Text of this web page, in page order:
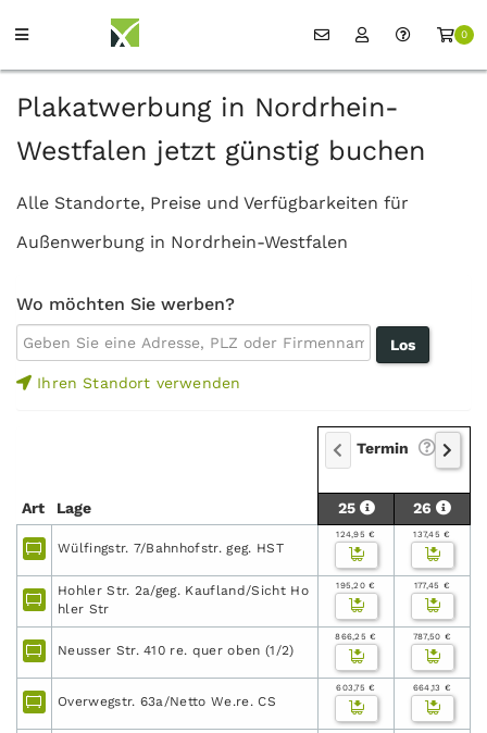
0
Plakatwerbung in Nordrhein-
Westfalen jetzt günstig buchen
Alle Standorte, Preise und Verfügbarkeiten für
Außenwerbung in Nordrhein-Westfalen
Wo möchten Sie werben?
Ihren Standort verwenden
Art Lage
Termin
25 26
Wülfingstr. 7/Bahnhofstr. geg. HST
124,95 € 137,45 €
Hohler Str. 2a/geg. Kaufland/Sicht Ho
hler Str
195,20 € 177,45 €
Neusser Str. 410 re. quer oben (1/2)
866,25 € 787,50 €
Overwegstr. 63a/Netto We.re. CS
603,75 € 664,13 €